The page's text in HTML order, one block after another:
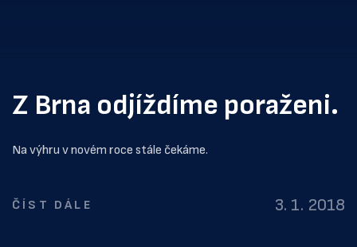
Z Brna odjíždíme poraženi.
Na výhru v novém roce stále čekáme.
ČÍST DÁLE 3. 1. 2018